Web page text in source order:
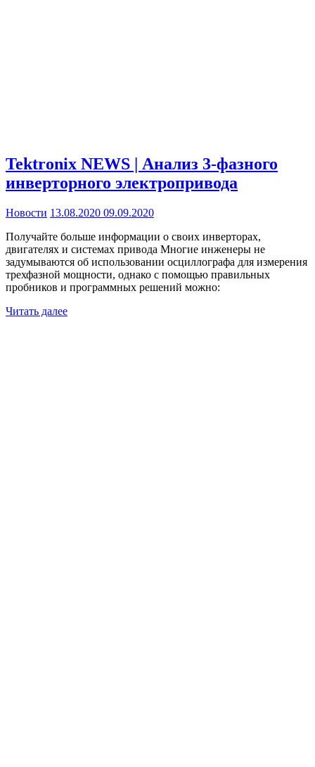
Tektronix NEWS | Анализ 3-фазного
инверторного электропривода
Новости 13.08.2020 09.09.2020
Получайте больше информации о своих инверторах,
двигателях и системах привода Многие инженеры не
задумываются об использовании осциллографа для измерения
трехфазной мощности, однако с помощью правильных
пробников и программных решений можно:
Читать далее